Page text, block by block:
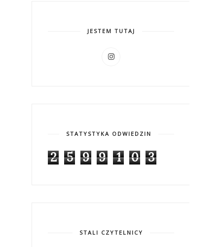
JESTEM TUTAJ
STATYSTYKA ODWIEDZIN
2 5 9 9 1 0 3
STALI CZYTELNICY